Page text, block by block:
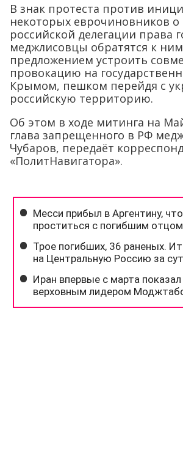
В знак протеста против
некоторых еврочиновников
российской делегации права
меджлисовцы обратятся к
предложением устроить
провокацию на
Крымом, пешком перейдя с
российскую территорию.
Об этом в ходе митинга на
глава запрещенного в РФ
Чубаров, передаёт
«ПолитНавигатора».